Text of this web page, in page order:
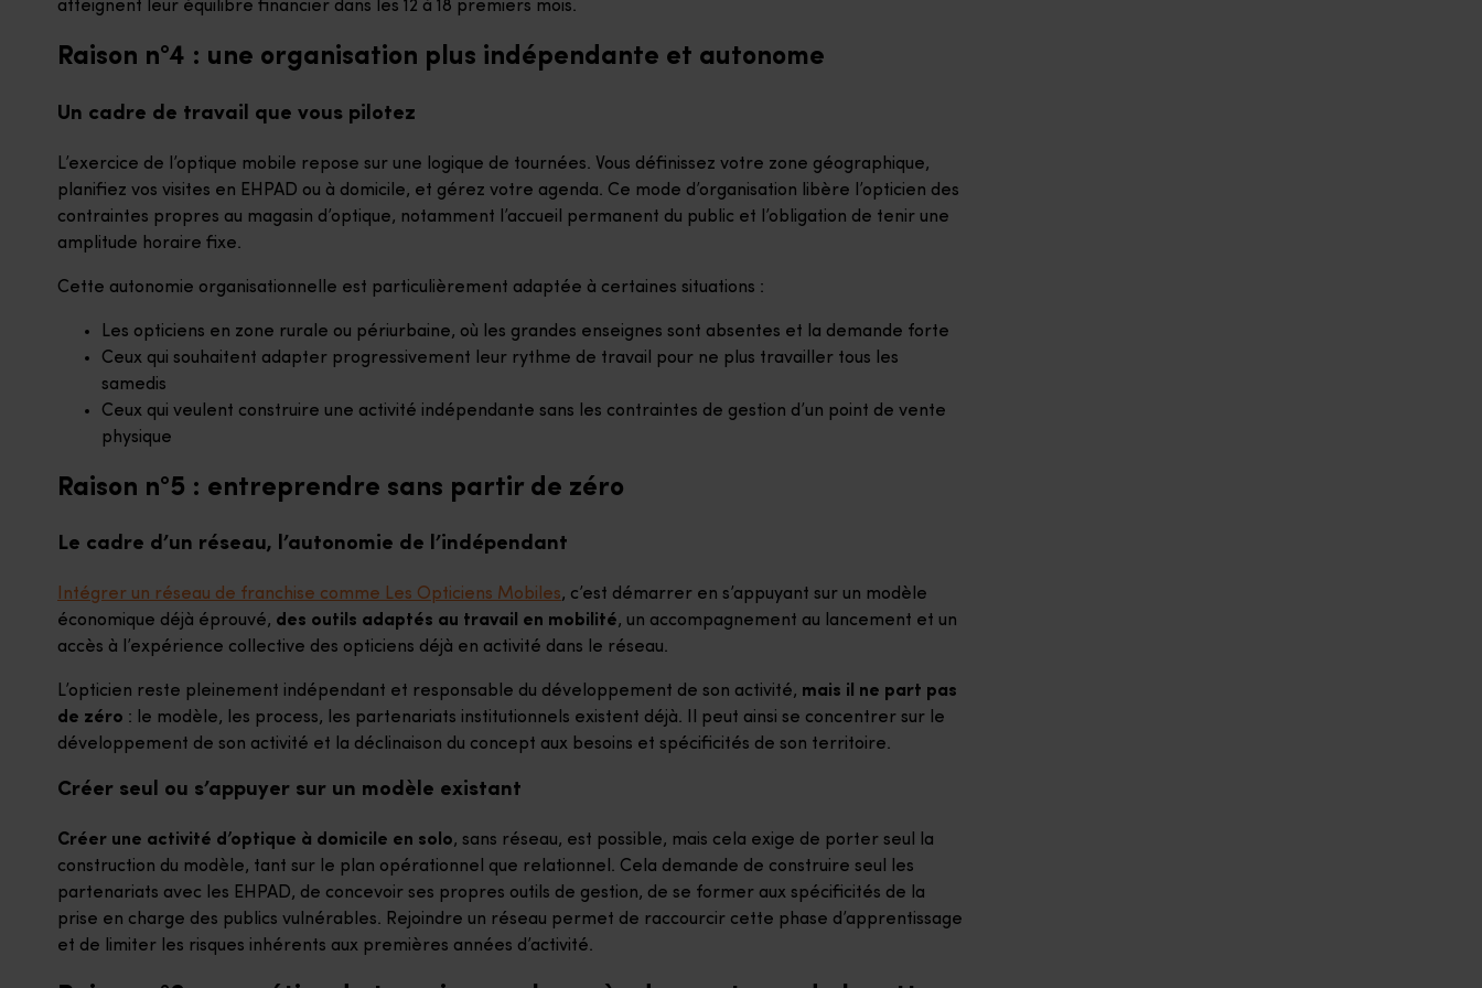
atteignent leur équilibre financier dans les 12 à 18 premiers mois.
Raison n°4 : une organisation plus indépendante et autonome
Un cadre de travail que vous pilotez
L’exercice de l’optique mobile repose sur une logique de tournées. Vous définissez votre zone géographique,
planifiez vos visites en EHPAD ou à domicile, et gérez votre agenda. Ce mode d’organisation libère l’opticien des
contraintes propres au magasin d’optique, notamment l’accueil permanent du public et l’obligation de tenir une
amplitude horaire fixe.
Cette autonomie organisationnelle est particulièrement adaptée à certaines situations :
Les opticiens en zone rurale ou périurbaine, où les grandes enseignes sont absentes et la demande forte
Ceux qui souhaitent adapter progressivement leur rythme de travail pour ne plus travailler tous les
samedis
Ceux qui veulent construire une activité indépendante sans les contraintes de gestion d’un point de vente
physique
Raison n°5 : entreprendre sans partir de zéro
Le cadre d’un réseau, l’autonomie de l’indépendant
Intégrer un réseau de franchise comme Les Opticiens Mobiles, c’est démarrer en s’appuyant sur un modèle
économique déjà éprouvé, des outils adaptés au travail en mobilité, un accompagnement au lancement et un
accès à l’expérience collective des opticiens déjà en activité dans le réseau.
L’opticien reste pleinement indépendant et responsable du développement de son activité, mais il ne part pas
de zéro : le modèle, les process, les partenariats institutionnels existent déjà. Il peut ainsi se concentrer sur le
développement de son activité et la déclinaison du concept aux besoins et spécificités de son territoire.
Créer seul ou s’appuyer sur un modèle existant
Créer une activité d’optique à domicile en solo, sans réseau, est possible, mais cela exige de porter seul la
construction du modèle, tant sur le plan opérationnel que relationnel. Cela demande de construire seul les
partenariats avec les EHPAD, de concevoir ses propres outils de gestion, de se former aux spécificités de la
prise en charge des publics vulnérables. Rejoindre un réseau permet de raccourcir cette phase d’apprentissage
et de limiter les risques inhérents aux premières années d’activité.